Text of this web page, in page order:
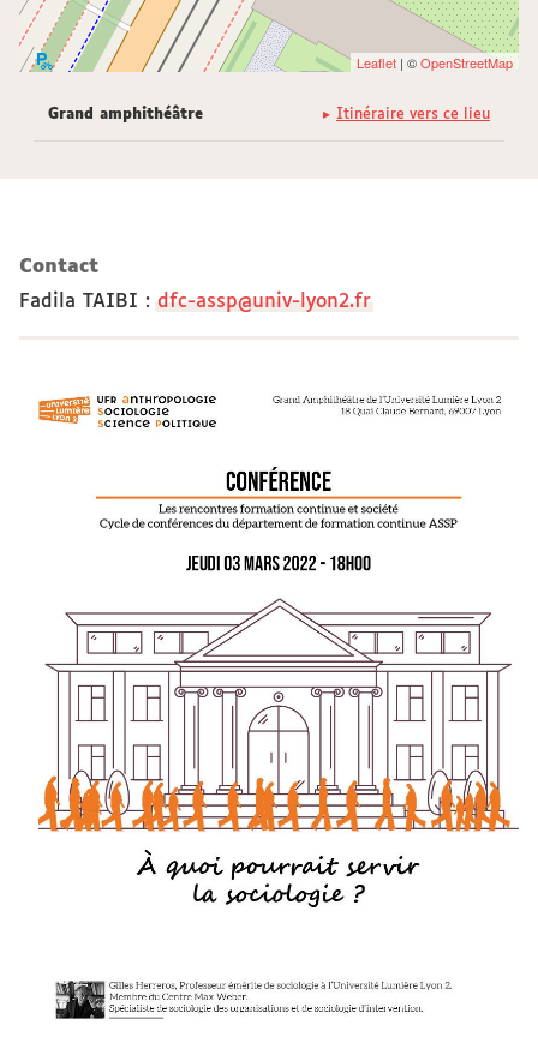
Leaflet | ©OpenStreetMap
Itinéraire vers ce lieu
Grand amphithéâtre
Contact
Fadila TAIBI : dfc-assp@univ-lyon2.fr